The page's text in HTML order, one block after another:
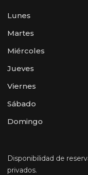
Lunes
Martes
Miércoles
Jueves
Viernes
Sábado
Domingo
Disponibilidad de
privados.